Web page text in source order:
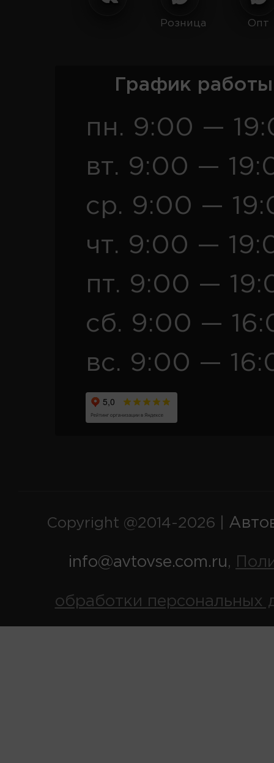
Розница Опт
График
пн. 9:00 —
вт. 9:00 —
ср. 9:00 —
чт. 9:00 —
пт. 9:00 —
сб. 9:00 —
вс. 9:00 —
Copyright @2014-2026 |
info@avtovse.com.ru,
обработки персональных